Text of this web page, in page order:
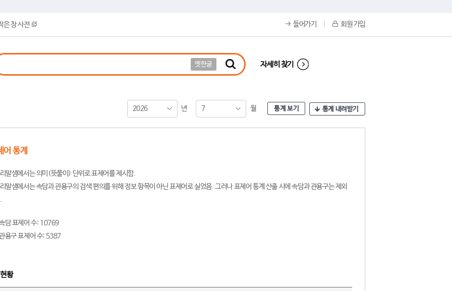
은 창 사전 들어가기 회원 가입
옛한글 자세히 찾기
2026 년 7 월 통계 보기 통계 내려받기
어 통계
말샘에서는 의미(뜻풀이) 단위로 표제어를 제시함.
말샘에서는 속담과 관용구의 검색 편의를 위해 정보 항목이 아닌 표제어로 실었음. 그러나 표제어 통계 산출 시에 속담과 관용구는 제외
담 표제어 수: 10769
용구 표제어 수: 5387
황